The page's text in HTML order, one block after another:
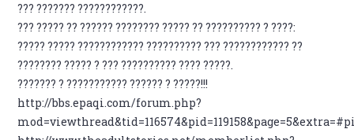
??? ??????? ????????????.
??? ????? ?? ?????? ???????? ????? ?? ?????????? ? ????:
????? ????? ???????????? ?????????? ??? ???????????? ??
???????? ????? ? ??? ?????????? ???? ?????.
??????? ? ??????????? ?????? ? ?????!!!
http://bbs.epaqi.com/forum.php?